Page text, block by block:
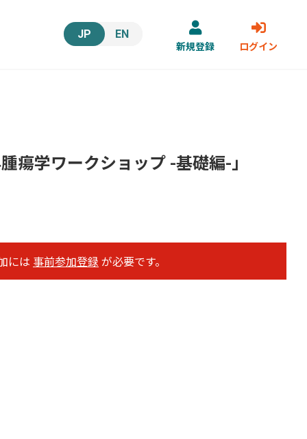
JP EN
新規登録 ログイン
瘍学ワークショップ -基礎編-」
には 事前参加登録 が必要です。